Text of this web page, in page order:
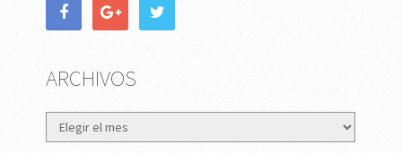
ARCHIVOS
Archivos